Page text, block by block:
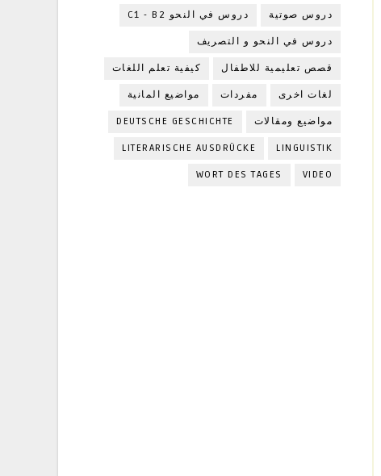
دروس صوتية دروس في النحو C1 - B2
دروس في النحو و التصريف
قصص تعليمية للاطفال كيفية تعلم اللغات
لغات اخرى مفردات مواضيع المانية
مواضيع ومقالات DEUTSCHE GESCHICHTE
LINGUISTIK
LITERARISCHE AUSDRÜCKE
VIDEO
WORT DES TAGES